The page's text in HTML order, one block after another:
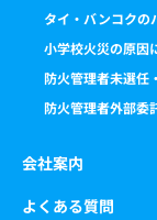
タイ・バンコクの
小学校火災の原因
防火管理者未選任
防火管理者外部委
会社案内
よくある質問